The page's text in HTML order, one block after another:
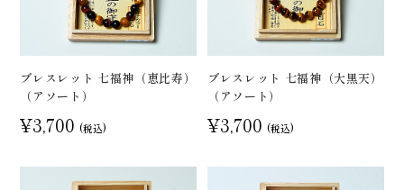
ブレスレット 七福神（恵比寿）
（アソート）
¥3,700 (税込)
ブレスレット 七福神（大黒天）
（アソート）
¥3,700 (税込)